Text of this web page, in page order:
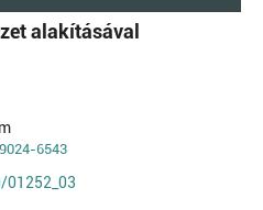
alakításával
6543